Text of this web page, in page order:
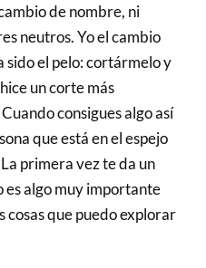
de nombre, ni
neutros. Yo el cambio
sido el pelo: cortármelo y
un corte más
consigues algo así
que está en el espejo
primera vez te da un
es algo muy importante
cosas que puedo explorar